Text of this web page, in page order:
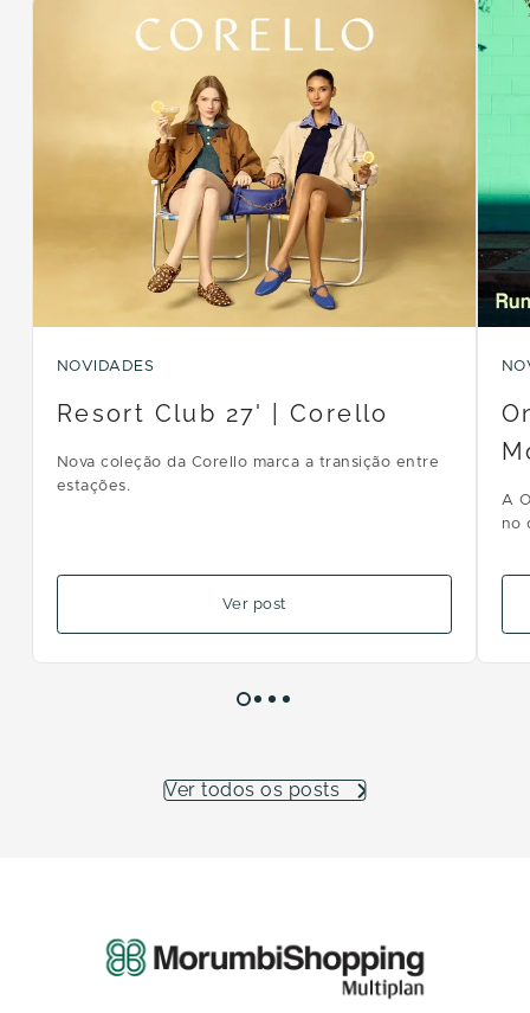
Ver todos os posts
NOVIDADES
Resort Club 27' | Corello
Nova coleção da Corello marca a transição entre
estações.
Ver post
A
no